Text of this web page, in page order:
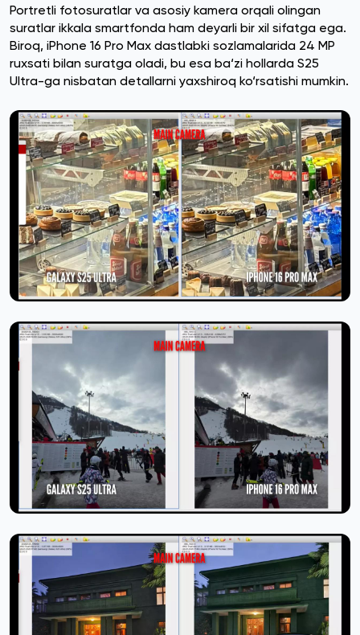
Portretli fotosuratlar va asosiy kamera orqali olingan
suratlar ikkala smartfonda ham deyarli bir xil sifatga ega.
Biroq, iPhone 16 Pro Max dastlabki sozlamalarida 24 MP
ruxsati bilan suratga oladi, bu esa ba‘zi hollarda S25
Ultra-ga nisbatan detallarni yaxshiroq ko‘rsatishi mumkin.